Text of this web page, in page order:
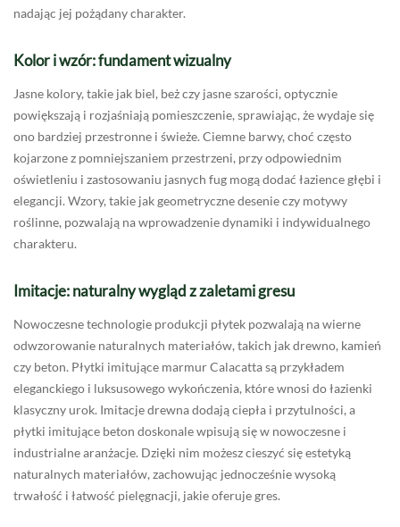
nadając jej pożądany charakter.
Kolor i wzór: fundament wizualny
Jasne kolory, takie jak biel, beż czy jasne szarości, optycznie
powiększają i rozjaśniają pomieszczenie, sprawiając, że wydaje się
ono bardziej przestronne i świeże. Ciemne barwy, choć często
kojarzone z pomniejszaniem przestrzeni, przy odpowiednim
oświetleniu i zastosowaniu jasnych fug mogą dodać łazience głębi i
elegancji. Wzory, takie jak geometryczne desenie czy motywy
roślinne, pozwalają na wprowadzenie dynamiki i indywidualnego
charakteru.
Imitacje: naturalny wygląd z zaletami gresu
Nowoczesne technologie produkcji płytek pozwalają na wierne
odwzorowanie naturalnych materiałów, takich jak drewno, kamień
czy beton. Płytki imitujące marmur Calacatta są przykładem
eleganckiego i luksusowego wykończenia, które wnosi do łazienki
klasyczny urok. Imitacje drewna dodają ciepła i przytulności, a
płytki imitujące beton doskonale wpisują się w nowoczesne i
industrialne aranżacje. Dzięki nim możesz cieszyć się estetyką
naturalnych materiałów, zachowując jednocześnie wysoką
trwałość i łatwość pielęgnacji, jakie oferuje gres.